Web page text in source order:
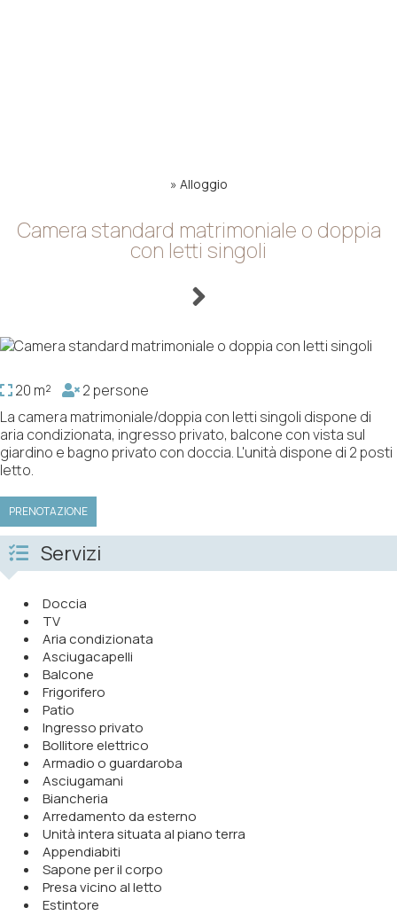
» Alloggio
Camera standard matrimoniale o doppia
con letti singoli
20 m²
2 persone
La camera matrimoniale/doppia con letti singoli dispone di
aria condizionata, ingresso privato, balcone con vista sul
giardino e bagno privato con doccia. L'unità dispone di 2 posti
letto.
PRENOTAZIONE
Servizi
Doccia
TV
Aria condizionata
Asciugacapelli
Balcone
Frigorifero
Patio
Ingresso privato
Bollitore elettrico
Armadio o guardaroba
Asciugamani
Biancheria
Arredamento da esterno
Unità intera situata al piano terra
Appendiabiti
Sapone per il corpo
Presa vicino al letto
Estintore